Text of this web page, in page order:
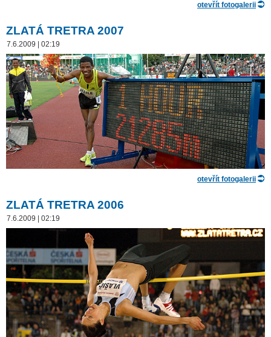
otevřít fotogalerii
ZLATÁ TRETRA 2007
7.6.2009 | 02:19
otevřít fotogalerii
ZLATÁ TRETRA 2006
7.6.2009 | 02:19